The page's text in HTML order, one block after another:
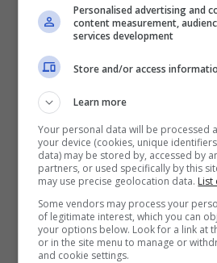
BONUS BENVENUTO
Per i nuovi registrati: 100% fino
Scommesse + 50% del primo
VERIFICA
Mostra
Personalised advertising and
content measurement,
services development
Store and/or access
Learn more
Your personal data will be processed
your device (cookies, unique
data) may be stored by, accessed by
partners, or used specifically by this
may use precise geolocation data. List
Some vendors may process your
of legitimate interest, which you can
your options below. Look for a link at
or in the site menu to manage or
and cookie settings.